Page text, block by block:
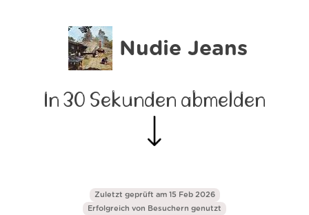
Nudie Jeans
In 30 Sekunden abmelden
Zuletzt geprüft am 15 Feb 2026
Erfolgreich von Besuchern genutzt